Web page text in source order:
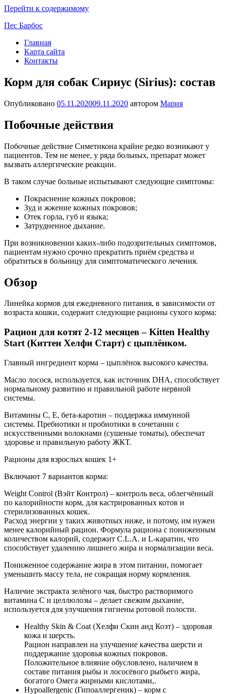
Перейти к содержимому
Пес Барбос
Главная
Карта сайта
Контакты
Корм для собак Сириус (Sirius): состав
Опубликовано 05.11.202009.11.2020 автором Мария
Побочные действия
Побочные действие Симетикона крайне редко возникают у
пациентов. Тем не менее, у ряда больных, препарат может
вызвать аллергические реакции.
В таком случае больные испытывают следующие симптомы:
Покраснение кожных покровов;
Зуд и жжение кожных покровов;
Отек горла, губ и языка;
Затрудненное дыхание.
При возникновении каких-либо подозрительных симптомов,
пациентам нужно срочно прекратить приём средства и
обратиться в больницу для симптоматического лечения.
Обзор
Линейка кормов для ежедневного питания, в зависимости от
возраста кошки, содержит следующие рационы сухого корма:
Рацион для котят 2-12 месяцев – Kitten Healthy
Start (Киттен Хелфи Старт) с цыплёнком.
Главный ингредиент корма – цыплёнок высокого качества.
Масло лосося, используется, как источник DHA, способствует
нормальному развитию и правильной работе нервной
системы.
Витамины С, Е, бета-каротин – поддержка иммунной
системы. Пребиотики и пробиотики в сочетании с
искусственными волокнами (сушеные томаты), обеспечат
здоровье и правильную работу ЖКТ.
Рационы для взрослых кошек 1+
Включают 7 вариантов корма:
Weight Control (Вэйт Контрол) – контроль веса, облегчённый
по калорийности корм, для кастрированных котов и
стерилизованных кошек.
Расход энергии у таких животных ниже, и потому, им нужен
менее калорийный рацион. Формула рациона с пониженным
количеством калорий, содержит C.L.A. и L-каратин, что
способствует удалению лишнего жира и нормализации веса.
Пониженное содержание жира в этом питании, помогает
уменьшить массу тела, не сокращая норму кормления.
Наличие экстракта зелёного чая, быстро растворимого
витамина C и целлюлозы – делает свежим дыхание,
используется для улучшения гигиены ротовой полости.
Healthy Skin & Coat (Хелфи Скин анд Коэт) – здоровая
кожа и шерсть.
Рацион направлен на улучшение качества шерсти и
поддержание здоровья кожных покровов.
Положительное влияние обусловлено, наличием в
составе питания рыбы и лососёвого рыбьего жира,
богатого Омега жирными кислотами,.
Hypoallergenic (Гипоаллергеник) – корм с